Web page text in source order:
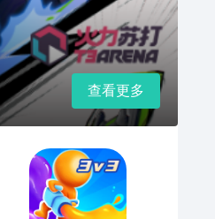
查看更多